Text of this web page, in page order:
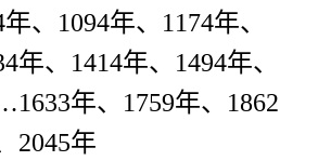
、1094年、1174年、
年、1414年、1494年、
年、1759年、1862
2045年